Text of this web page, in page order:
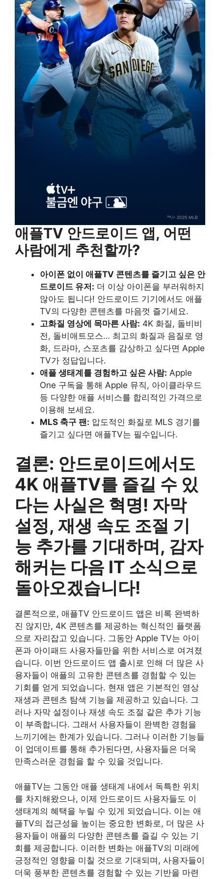
애플TV 안드로이드 앱, 어떤
사람에게 추천할까?
아이폰 없이 애플TV 콘텐츠를 즐기고 싶은 안
드로이드 유저: 더 이상 아이폰을 부러워하지
않아도 됩니다! 안드로이드 기기에서도 애플
TV의 다양한 콘텐츠를 마음껏 즐기세요.
고화질 영상에 목마른 사람: 4K 화질, 돌비비
전, 돌비애트모스… 최고의 화질과 음질로 영
화, 드라마, 스포츠를 감상하고 싶다면 Apple
TV가 정답입니다.
애플 생태계를 경험하고 싶은 사람: Apple
One 구독을 통해 Apple 뮤직, 아이클라우드
등 다양한 애플 서비스를 합리적인 가격으로
이용해 보세요.
MLS 축구 팬: 압도적인 화질로 MLS 경기를
즐기고 싶다면 애플TV는 필수입니다.
결론: 안드로이드에서도
4K 애플TV를 즐길 수 있
다는 사실은 혁명! 자막
설정, 재생 속도 조절 기
능 추가를 기대하며, 감자
해커는 다음 IT 소식으로
돌아오겠습니다!
결론적으로, 애플TV 안드로이드 앱은 비록 완벽하
진 않지만, 4K 콘텐츠를 제공하는 혁신적인 플랫폼
으로 자리잡고 있습니다. 그동안 Apple TV는 아이
폰과 아이패드 사용자들만을 위한 서비스로 여겨졌
습니다. 이번 안드로이드 앱 출시로 인해 더 많은 사
용자들이 애플의 고유한 콘텐츠를 경험할 수 있는
기회를 얻게 되었습니다. 현재 앱은 기본적인 영상
재생과 콘텐츠 탐색 기능을 제공하고 있습니다. 그
러나 자막 설정이나 재생 속도 조절 같은 추가 기능
이 부족합니다. 그래서 사용자들이 완벽한 경험을
느끼기에는 한계가 있습니다. 그러나 이러한 기능들
이 업데이트를 통해 추가된다면, 사용자들은 더욱
만족스러운 경험을 할 수 있을 것입니다.
애플TV는 그동안 애플 생태계 내에서 독특한 위치
를 차지해왔으나, 이제 안드로이드 사용자들도 이
생태계의 혜택을 누릴 수 있게 되었습니다. 이는 애
플TV의 접근성을 높이는 중요한 변화로, 더 많은 사
용자들이 애플의 다양한 콘텐츠를 즐길 수 있는 기
회를 제공합니다. 이러한 변화는 애플TV의 미래에
긍정적인 영향을 미칠 것으로 기대되며, 사용자들이
더욱 풍부한 콘텐츠를 경험할 수 있는 기반을 마련